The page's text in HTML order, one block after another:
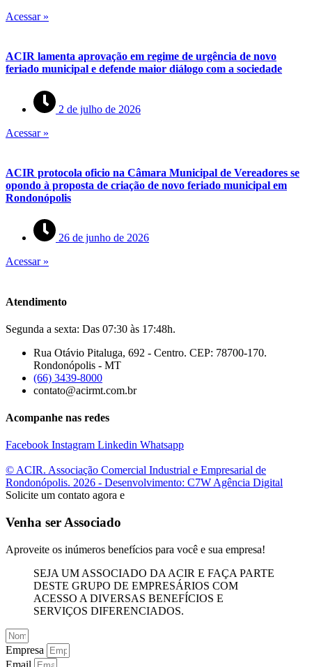
Acessar »
ACIR lamenta aprovação em regime de urgência de novo
feriado municipal e defende maior diálogo com a sociedade
2 de julho de 2026
Acessar »
ACIR protocola oficio na Câmara Municipal de Vereadores se
opondo à proposta de criação de novo feriado municipal em
Rondonópolis
26 de junho de 2026
Acessar »
Atendimento
Segunda a sexta: Das 07:30 às 17:48h.
Rua Otávio Pitaluga, 692 - Centro. CEP: 78700-170.
Rondonópolis - MT
(66) 3439-8000
contato@acirmt.com.br
Acompanhe nas redes
Facebook Instagram Linkedin Whatsapp
© ACIR. Associação Comercial Industrial e Empresarial de
Rondonópolis. 2026 - Desenvolvimento: C7W Agência Digital
Solicite um contato agora e
Venha ser Associado
Aproveite os inúmeros benefícios para você e sua empresa!
SEJA UM ASSOCIADO DA ACIR E FAÇA PARTE
DESTE GRUPO DE EMPRESÁRIOS COM
ACESSO A DIVERSAS BENEFÍCIOS E
SERVIÇOS DIFERENCIADOS.
Empresa
Email